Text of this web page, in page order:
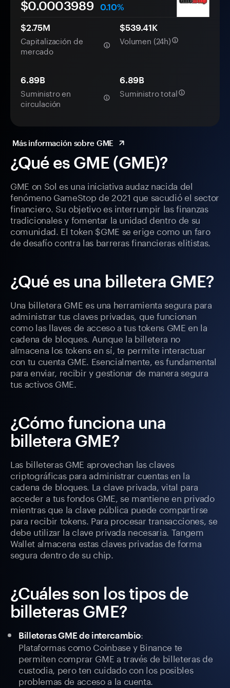
¿Qué es GME (GME)?
GME on Sol es una iniciativa audaz nacida del
fenómeno GameStop de 2021 que sacudió el sector
financiero. Su objetivo es interrumpir las finanzas
tradicionales y fomentar la unidad dentro de su
comunidad. El token $GME se erige como un faro
de desafío contra las barreras financieras elitistas.
¿Qué es una billetera GME?
Una billetera GME es una herramienta segura para
administrar tus claves privadas, que funcionan
como las llaves de acceso a tus tokens GME en la
cadena de bloques. Aunque la billetera no
almacena los tokens en sí, te permite interactuar
con tu cuenta GME. Esencialmente, es fundamental
para enviar, recibir y gestionar de manera segura
tus activos GME.
¿Cómo funciona una
billetera GME?
Las billeteras GME aprovechan las claves
criptográficas para administrar cuentas en la
cadena de bloques. La clave privada, vital para
acceder a tus fondos GME, se mantiene en privado
mientras que la clave pública puede compartirse
para recibir tokens. Para procesar transacciones, se
debe utilizar la clave privada necesaria. Tangem
Wallet almacena estas claves privadas de forma
segura dentro de su chip.
¿Cuáles son los tipos de
billeteras GME?
Billeteras GME de intercambio:
Plataformas como Coinbase y Binance te
permiten comprar GME a través de billeteras de
custodia, pero ten cuidado con los posibles
problemas de acceso a la cuenta.
$0.0003989
0.10%
$2.75M
Capitalización de
mercado
$539.41K
Volumen (24h)
6.89B
Suministro en
circulación
6.89B
Suministro total
Más información sobre GME